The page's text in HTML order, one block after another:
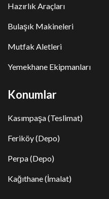
Hazırlık Araçları
Bulaşık Makineleri
Mutfak Aletleri
Yemekhane Ekipmanları
Konumlar
Kasımpaşa (Teslimat)
Feriköy (Depo)
Perpa (Depo)
Kağıthane (İmalat)